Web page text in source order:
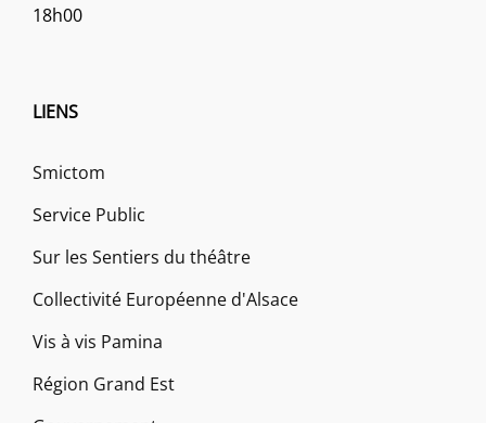
18h00
LIENS
Smictom
Service Public
Sur les Sentiers du théâtre
Collectivité Européenne d'Alsace
Vis à vis Pamina
Région Grand Est